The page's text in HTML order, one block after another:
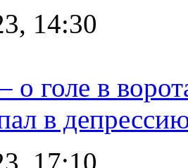
14:30
о голе в
в
17:10